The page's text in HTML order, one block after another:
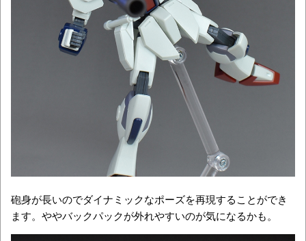
砲身が長いのでダイナミックなポーズを再現することができ
ます。ややバックパックが外れやすいのが気になるかも。